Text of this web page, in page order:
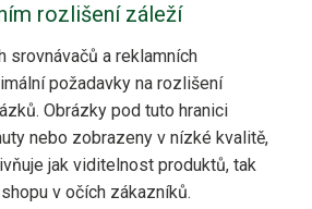
rozlišení záleží
srovnávačů a reklamních
požadavky na rozlišení
Obrázky pod tuto hranici
nebo zobrazeny v nízké kvalitě,
jak viditelnost produktů, tak
v očích zákazníků.